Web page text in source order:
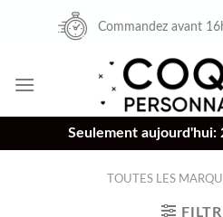
Commandez avant
Seulement aujourd'hui:
TOUTES LES